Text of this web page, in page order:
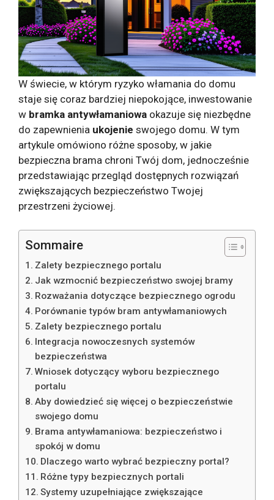
W świecie, w którym ryzyko włamania do domu
staje się coraz bardziej niepokojące, inwestowanie
w bramka antywłamaniowa okazuje się niezbędne
do zapewnienia ukojenie swojego domu. W tym
artykule omówiono różne sposoby, w jakie
bezpieczna brama chroni Twój dom, jednocześnie
przedstawiając przegląd dostępnych rozwiązań
zwiększających bezpieczeństwo Twojej
przestrzeni życiowej.
Sommaire
Zalety bezpiecznego portalu
Jak wzmocnić bezpieczeństwo swojej bramy
Rozważania dotyczące bezpiecznego ogrodu
Porównanie typów bram antywłamaniowych
Zalety bezpiecznego portalu
Integracja nowoczesnych systemów
bezpieczeństwa
Wniosek dotyczący wyboru bezpiecznego
portalu
Aby dowiedzieć się więcej o bezpieczeństwie
swojego domu
Brama antywłamaniowa: bezpieczeństwo i
spokój w domu
Dlaczego warto wybrać bezpieczny portal?
Różne typy bezpiecznych portali
Systemy uzupełniające zwiększające